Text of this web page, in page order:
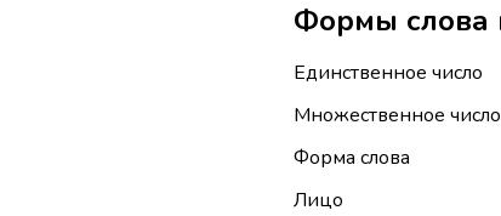
Единственное число
Множественное число
Форма слова
Лицо